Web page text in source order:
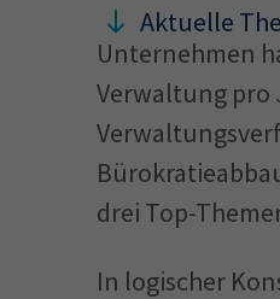
Aktuelle
Unternehmen
Verwaltung pro
drei Top-
In logischer